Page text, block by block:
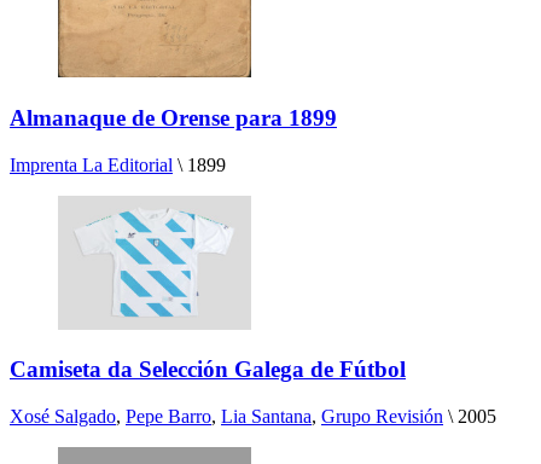
Almanaque de Orense para 1899
Imprenta La Editorial \ 1899
Camiseta da Selección Galega de Fútbol
Xosé Salgado, Pepe Barro, Lia Santana, Grupo Revisión \ 2005